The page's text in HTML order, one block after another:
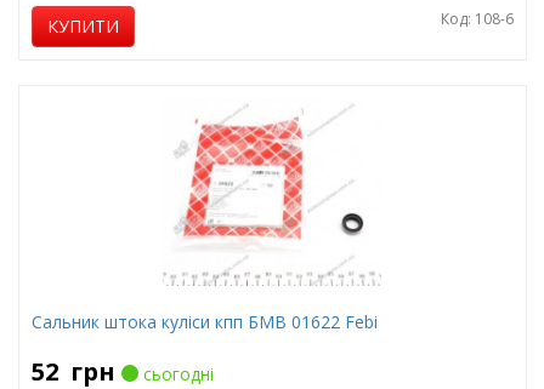
КУПИТИ Код: 108-6
Сальник штока куліси кпп БМВ 01622 Febi
52 грн
сьогодні